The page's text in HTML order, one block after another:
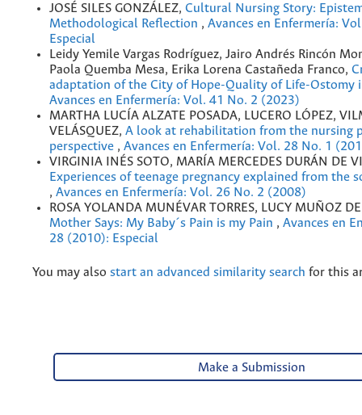
JOSÉ SILES GONZÁLEZ, Cultural Nursing Story:
Methodological Reflection , Avances en Enfermería:
Especial
Leidy Yemile Vargas Rodríguez, Jairo Andrés Rincón
Paola Quemba Mesa, Erika Lorena Castañeda Franco,
adaptation of the City of Hope-Quality of Life-Ostomy
Avances en Enfermería: Vol. 41 No. 2 (2023)
MARTHA LUCÍA ALZATE POSADA, LUCERO LÓPEZ,
VELÁSQUEZ, A look at rehabilitation from the nursing
perspective , Avances en Enfermería: Vol. 28 No. 1
VIRGINIA INÉS SOTO, MARÍA MERCEDES DURÁN DE
Experiences of teenage pregnancy explained from the
, Avances en Enfermería: Vol. 26 No. 2 (2008)
ROSA YOLANDA MUNÉVAR TORRES, LUCY MUÑOZ
Mother Says: My Baby´s Pain is my Pain , Avances en
28 (2010): Especial
You may also start an advanced similarity search for this
Make a Submission